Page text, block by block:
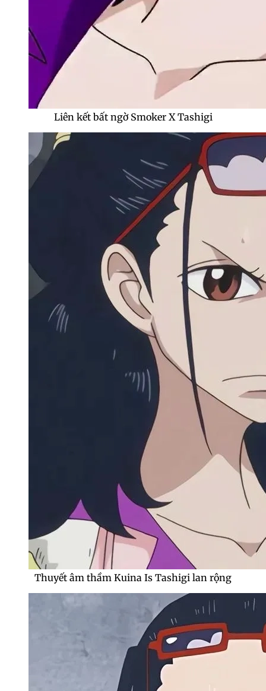
Liên kết bất ngờ Smoker X Tashigi
Thuyết âm thầm Kuina Is Tashigi lan rộng